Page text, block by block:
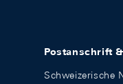
Postanschrift
Schweizerische